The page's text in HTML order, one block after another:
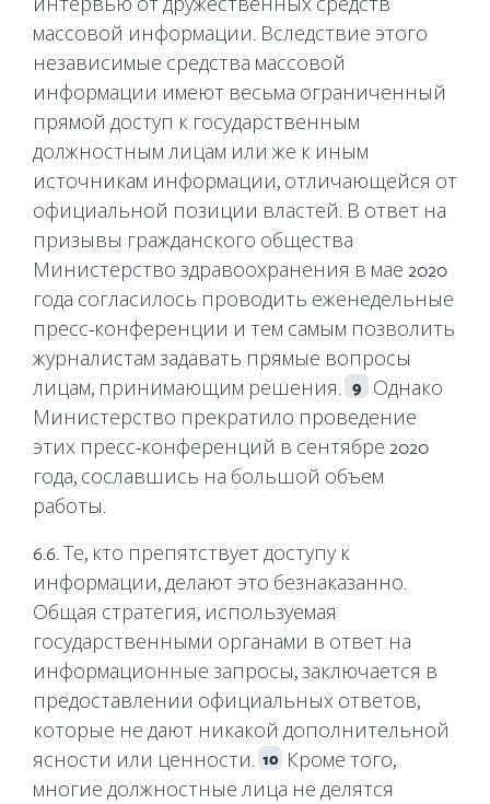
массовой информации. Вследствие этого
независимые средства массовой
информации имеют весьма ограниченный
прямой доступ к государственным
должностным лицам или же к иным
источникам информации, отличающейся от
официальной позиции властей. В ответ на
призывы гражданского общества
Министерство здравоохранения в мае 2020
года согласилось проводить еженедельные
пресс-конференции и тем самым позволить
журналистам задавать прямые вопросы
лицам, принимающим решения. 9 Однако
Министерство прекратило проведение
этих пресс-конференций в сентябре 2020
года, сославшись на большой объем
работы.
6.6. Те, кто препятствует доступу к
информации, делают это безнаказанно.
Общая стратегия, используемая
государственными органами в ответ на
информационные запросы, заключается в
предоставлении официальных ответов,
которые не дают никакой дополнительной
ясности или ценности. 10 Кроме того,
многие должностные лица не делятся